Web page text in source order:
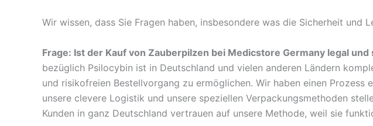
Wir wissen, dass Sie Fragen haben, insbesondere was die Sicherheit
Frage: Ist der Kauf von Zauberpilzen bei Medicstore Germany legal und
bezüglich Psilocybin ist in Deutschland und vielen anderen Ländern
und risikofreien Bestellvorgang zu ermöglichen. Wir haben einen
unsere clevere Logistik und unsere speziellen Verpackungsmethoden
Kunden in ganz Deutschland vertrauen auf unsere Methode, weil sie